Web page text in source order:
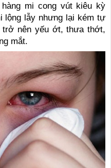
mi cong vút kiêu kỳ
lộng lẫy nhưng lại kém tự
trở nên yếu ớt, thưa thớt,
mắt.